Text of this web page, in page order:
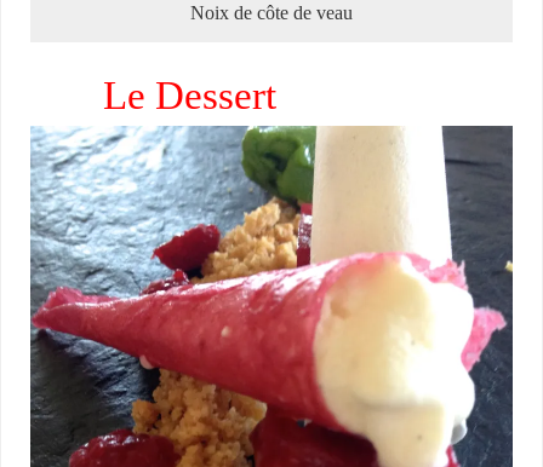
Noix de côte de veau
Le Dessert